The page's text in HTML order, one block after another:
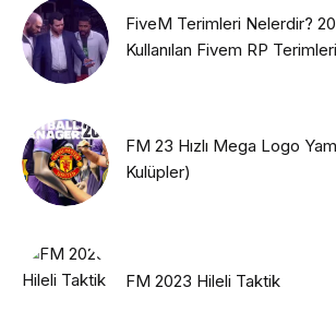
FiveM Terimleri Nelerdir?
Kullanılan Fivem RP
FM 23 Hızlı Mega Logo
Kulüpler)
FM 2023 Hileli Taktik